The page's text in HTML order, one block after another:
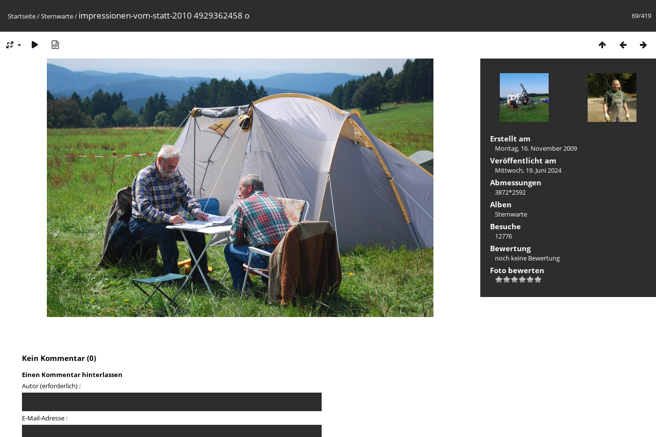
69/419
Startseite/Sternwarte/ impressionen-vom-statt-2010 4929362458 o
Erstellt am
Montag, 16. November 2009
Veröffentlicht am
Mittwoch, 19. Juni 2024
Abmessungen
3872*2592
Alben
Sternwarte
Besuche
12776
Bewertung
noch keine Bewertung
Foto bewerten
Kein Kommentar (0)
Einen Kommentar hinterlassen
Autor (erforderlich) :
E-Mail-Adresse :